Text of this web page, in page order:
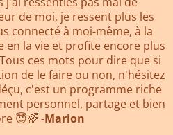
de moi, je ressent plus les
connecté à moi-même, à la
en la vie et profite encore plus
ces mots pour dire que si
de le faire ou non, n'hésitez
c'est un programme riche
personnel, partage et bien
😇🌈 -Marion